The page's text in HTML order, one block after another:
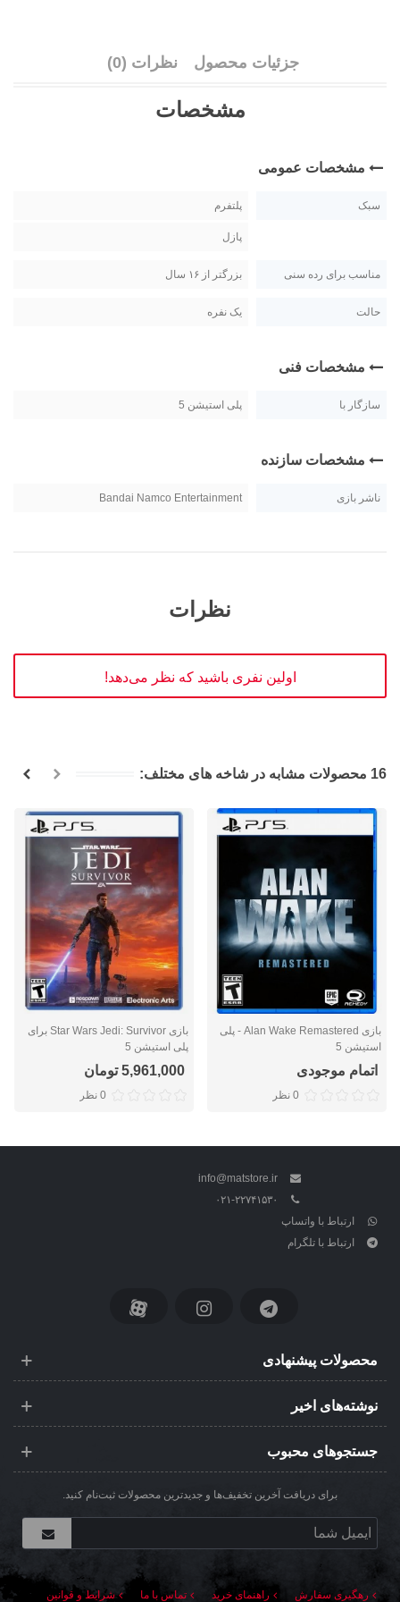
جزئیات محصول نظرات (0)
مشخصات
مشخصات عمومی
سبک پلتفرم
پازل
مناسب برای رده سنی بزرگتر از ۱۶ سال
حالت یک نفره
مشخصات فنی
سازگار با پلی استیشن 5
مشخصات سازنده
ناشر بازی Bandai Namco Entertainment
نظرات
اولین نفری باشید که نظر می‌دهد!
16 محصولات مشابه در شاخه های مختلف:
بازی Alan Wake Remastered - پلی
استیشن 5
اتمام موجودی
0 نظر
بازی Star Wars Jedi: Survivor برای
پلی استیشن 5
5,961,000 تومان
0 نظر
info@matstore.ir
۰۲۱-۲۲۷۴۱۵۳۰
ارتباط با واتساپ
ارتباط با تلگرام
محصولات پیشنهادی
نوشته‌های اخیر
جستجوهای محبوب
برای دریافت آخرین تخفیف‌ها و جدیدترین محصولات ثبت‌نام کنید.
رهگیری سفارش راهنمای خرید تماس با ما شرایط و قوانین